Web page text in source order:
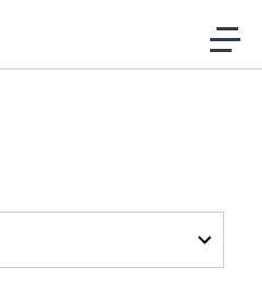
al contenido
Usach